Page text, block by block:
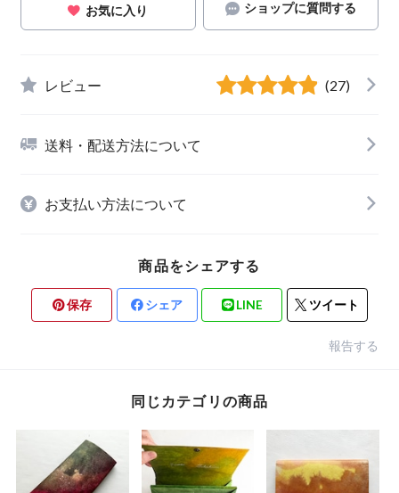
お気に入り ショップに質問する
レビュー (27)
送料・配送方法について
お支払い方法について
商品をシェアする
保存 シェア LINE ツイート
報告する
同じカテゴリの商品